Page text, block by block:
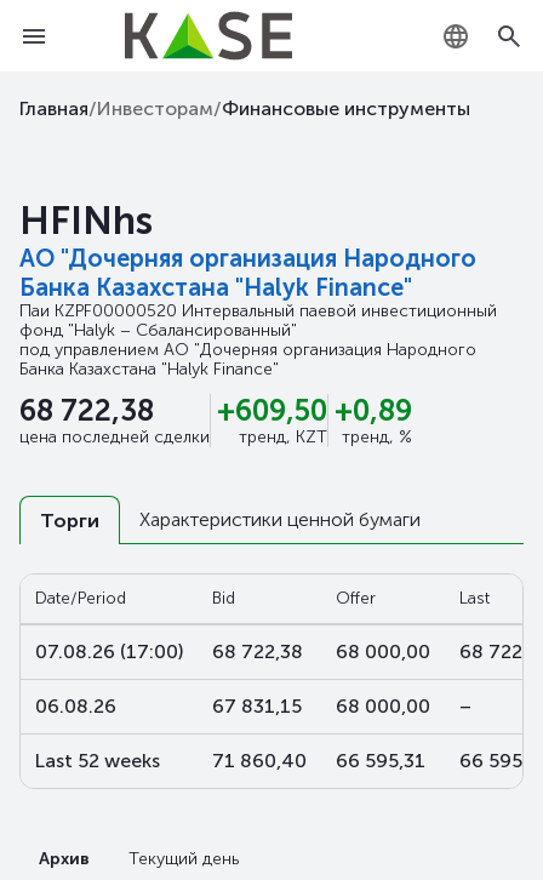
KZ
Главная/Инвесторам/Финансовые инструменты
HFINhs
АО "Дочерняя организация Народного
Банка Казахстана "Halyk Finance"
Паи KZPF00000520 Интервальный паевой инвестиционный
фонд "Halyk – Сбалансированный"
под управлением АО "Дочерняя организация Народного
Банка Казахстана "Halyk Finance"
68 722,38
цена последней сделки
+609,50
тренд, KZT
+0,89
тренд, %
Торги Характеристики ценной бумаги
Date/Period Bid Offer Last
07.08.26 (17:00) 68 722,38 68 000,00 68
06.08.26 67 831,15 68 000,00 –
Last 52 weeks 71 860,40 66 595,31 66
Архив Текущий день